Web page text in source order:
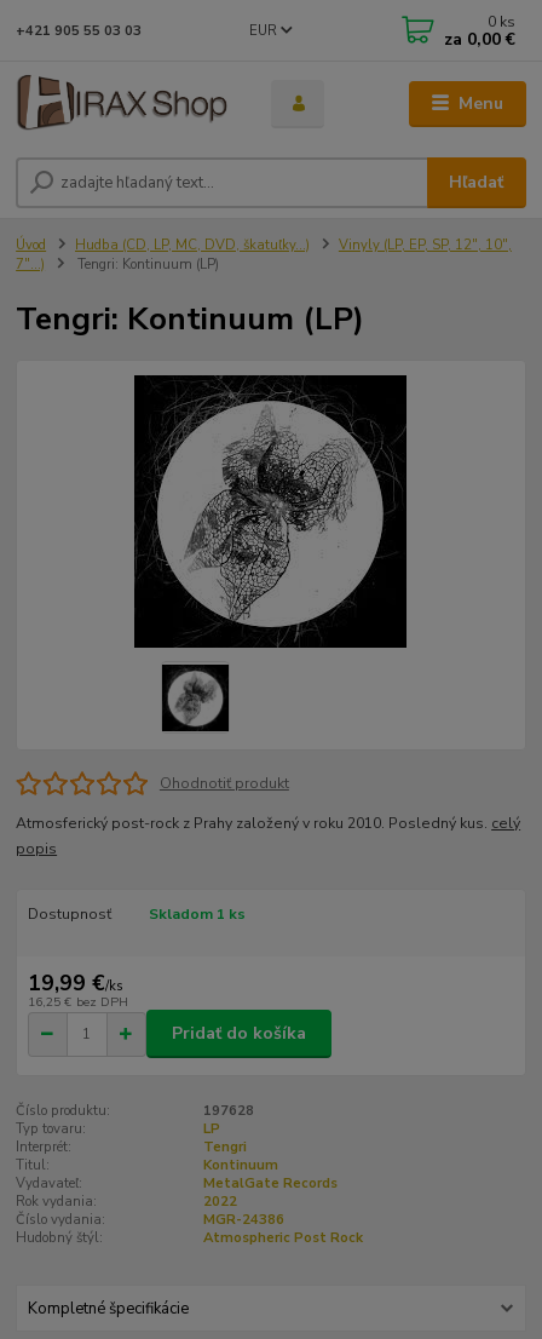
Menu
EUR
Hľadať
+421 905 55 03 03 0 ks
za 0,00 €
Úvod Hudba (CD, LP, MC, DVD, škatuľky...)
Vinyly (LP, EP, SP, 12", 10",
7"...)
Tengri: Kontinuum (LP)
Tengri: Kontinuum (LP)
Ohodnotiť produkt
Atmosferický post-rock z Prahy založený v roku 2010. Posledný kus. celý
popis
Dostupnosť Skladom 1 ks
19,99 €/ks
16,25 € bez DPH
Pridať do košíka
Číslo produktu:
197628
Typ tovaru:
LP
Interprét:
Tengri
Titul:
Kontinuum
Vydavateľ:
MetalGate Records
Rok vydania:
2022
Číslo vydania:
MGR-24386
Hudobný štýl:
Atmospheric Post Rock
Kompletné špecifikácie